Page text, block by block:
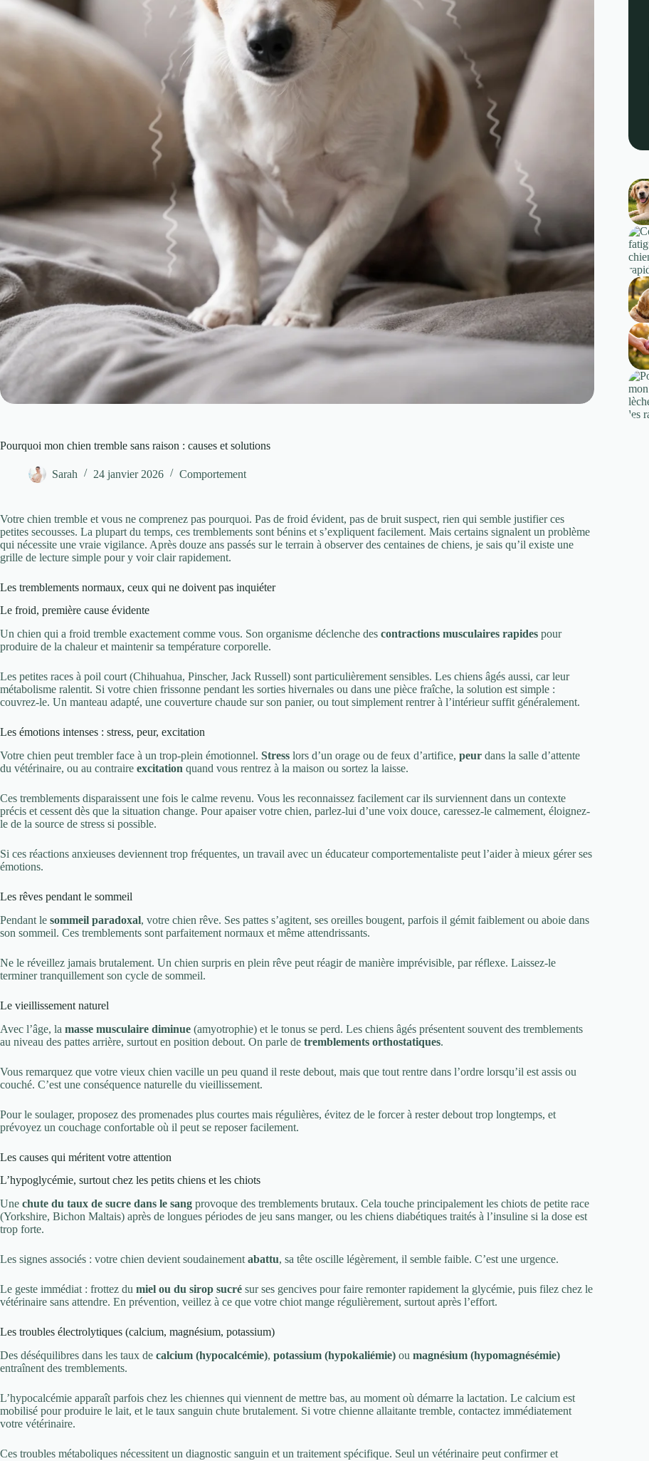
Pourquoi mon chien tremble sans raison : causes et solutions
Sarah 24 janvier 2026 Comportement
Votre chien tremble et vous ne comprenez pas pourquoi. Pas de froid évident, pas de bruit suspect, rien qui semble justifier ces
petites secousses. La plupart du temps, ces tremblements sont bénins et s’expliquent facilement. Mais certains signalent un problème
qui nécessite une vraie vigilance. Après douze ans passés sur le terrain à observer des centaines de chiens, je sais qu’il existe une
grille de lecture simple pour y voir clair rapidement.
Les tremblements normaux, ceux qui ne doivent pas inquiéter
Le froid, première cause évidente
Un chien qui a froid tremble exactement comme vous. Son organisme déclenche des contractions musculaires rapides pour
produire de la chaleur et maintenir sa température corporelle.
Les petites races à poil court (Chihuahua, Pinscher, Jack Russell) sont particulièrement sensibles. Les chiens âgés aussi, car leur
métabolisme ralentit. Si votre chien frissonne pendant les sorties hivernales ou dans une pièce fraîche, la solution est simple :
couvrez-le. Un manteau adapté, une couverture chaude sur son panier, ou tout simplement rentrer à l’intérieur suffit généralement.
Les émotions intenses : stress, peur, excitation
Votre chien peut trembler face à un trop-plein émotionnel. Stress lors d’un orage ou de feux d’artifice, peur dans la salle d’attente
du vétérinaire, ou au contraire excitation quand vous rentrez à la maison ou sortez la laisse.
Ces tremblements disparaissent une fois le calme revenu. Vous les reconnaissez facilement car ils surviennent dans un contexte
précis et cessent dès que la situation change. Pour apaiser votre chien, parlez-lui d’une voix douce, caressez-le calmement, éloignez-
le de la source de stress si possible.
Si ces réactions anxieuses deviennent trop fréquentes, un travail avec un éducateur comportementaliste peut l’aider à mieux gérer ses
émotions.
Les rêves pendant le sommeil
Pendant le sommeil paradoxal, votre chien rêve. Ses pattes s’agitent, ses oreilles bougent, parfois il gémit faiblement ou aboie dans
son sommeil. Ces tremblements sont parfaitement normaux et même attendrissants.
Ne le réveillez jamais brutalement. Un chien surpris en plein rêve peut réagir de manière imprévisible, par réflexe. Laissez-le
terminer tranquillement son cycle de sommeil.
Le vieillissement naturel
Avec l’âge, la masse musculaire diminue (amyotrophie) et le tonus se perd. Les chiens âgés présentent souvent des tremblements
au niveau des pattes arrière, surtout en position debout. On parle de tremblements orthostatiques.
Vous remarquez que votre vieux chien vacille un peu quand il reste debout, mais que tout rentre dans l’ordre lorsqu’il est assis ou
couché. C’est une conséquence naturelle du vieillissement.
Pour le soulager, proposez des promenades plus courtes mais régulières, évitez de le forcer à rester debout trop longtemps, et
prévoyez un couchage confortable où il peut se reposer facilement.
Les causes qui méritent votre attention
L’hypoglycémie, surtout chez les petits chiens et les chiots
Une chute du taux de sucre dans le sang provoque des tremblements brutaux. Cela touche principalement les chiots de petite race
(Yorkshire, Bichon Maltais) après de longues périodes de jeu sans manger, ou les chiens diabétiques traités à l’insuline si la dose est
trop forte.
Les signes associés : votre chien devient soudainement abattu, sa tête oscille légèrement, il semble faible. C’est une urgence.
Le geste immédiat : frottez du miel ou du sirop sucré sur ses gencives pour faire remonter rapidement la glycémie, puis filez chez le
vétérinaire sans attendre. En prévention, veillez à ce que votre chiot mange régulièrement, surtout après l’effort.
Les troubles électrolytiques (calcium, magnésium, potassium)
Des déséquilibres dans les taux de calcium (hypocalcémie), potassium (hypokaliémie) ou magnésium (hypomagnésémie)
entraînent des tremblements.
L’hypocalcémie apparaît parfois chez les chiennes qui viennent de mettre bas, au moment où démarre la lactation. Le calcium est
mobilisé pour produire le lait, et le taux sanguin chute brutalement. Si votre chienne allaitante tremble, contactez immédiatement
votre vétérinaire.
Ces troubles métaboliques nécessitent un diagnostic sanguin et un traitement spécifique. Seul un vétérinaire peut confirmer et